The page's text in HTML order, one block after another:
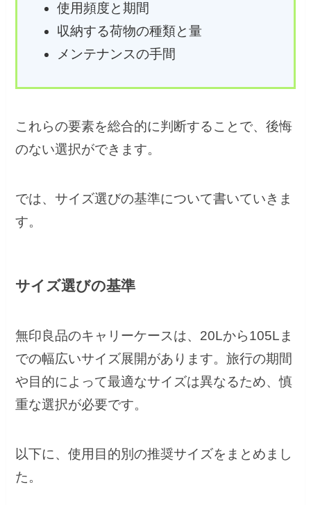
使用頻度と期間
収納する荷物の種類と量
メンテナンスの手間
これらの要素を総合的に判断することで、後悔
のない選択ができます。
では、サイズ選びの基準について書いていきま
す。
サイズ選びの基準
無印良品のキャリーケースは、20Lから105Lま
での幅広いサイズ展開があります。旅行の期間
や目的によって最適なサイズは異なるため、慎
重な選択が必要です。
以下に、使用目的別の推奨サイズをまとめまし
た。